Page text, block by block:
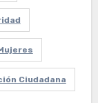
Ciudadana